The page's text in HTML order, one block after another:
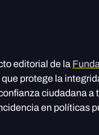
editorial de la
protege la
ciudadana
en políticas